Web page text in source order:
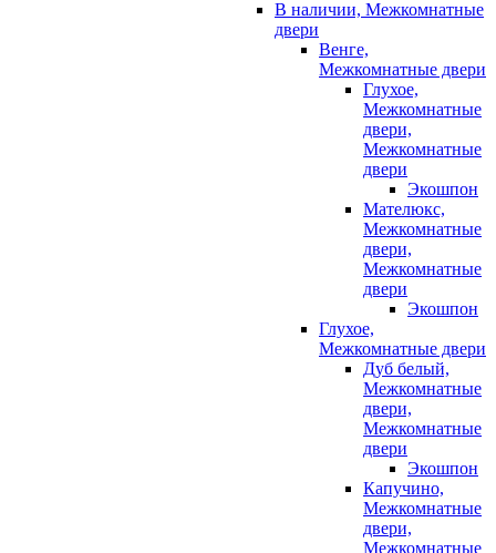
В наличии, Межкомнатные
двери
Венге,
Межкомнатные двери
Глухое,
Межкомнатные
двери,
Межкомнатные
двери
Экошпон
Мателюкс,
Межкомнатные
двери,
Межкомнатные
двери
Экошпон
Глухое,
Межкомнатные двери
Дуб белый,
Межкомнатные
двери,
Межкомнатные
двери
Экошпон
Капучино,
Межкомнатные
двери,
Межкомнатные